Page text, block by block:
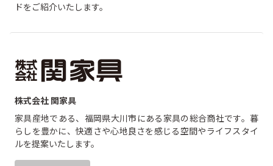
eurotech ユーロテック
FABRIC'S
LEATHERTEX ®SOFA
eurotech SOFA
FABRIC'S SOFA ファブリックス
TABLE テーブル
OTHER
STORES ストア
ONLINE STORE 関家具通販サイト
FAQ よくある ご質問
CONTACT お問合せ
ドをご紹介いたします。
株式会社 関家具
家具産地である、福岡県大川市にある家具の総合商社です。暮
らしを豊かに、快適さや心地良さを感じる空間やライフスタイ
ルを提案いたします。